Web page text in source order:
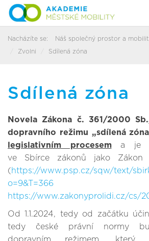
Nacházíte se: Náš společný prostor a
Zvolni Sdílená zóna
Sdílená zóna
Novela Zákona č. 361/2000
dopravního režimu „sdílená
legislativním procesema je
ve Sbírce zákonů jako Zákon
(https://www.psp.cz/sqw/text/
o=9&T=366
https://www.zakonyprolidi.cz/cs/
Od 1.1.2024, tedy od začátku
tedy české právní normy